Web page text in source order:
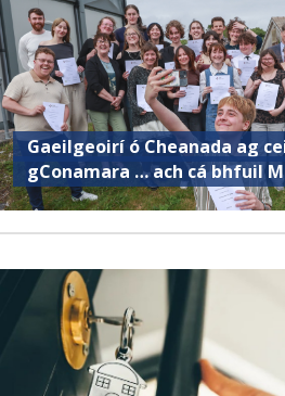
Gaeilgeoirí ó Cheanada ag
gConamara … ach cá bhfuil